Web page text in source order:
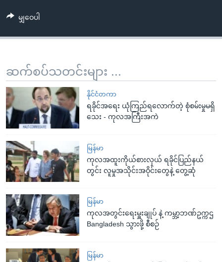
မျှဝေပါ
ဆက်စပ်သတင်းများ ...
နိုင်ငံတကာ
ရခိုင်အရေး ယုံကြည်ရလောက်တဲ့ စုံစမ်းမှုမရှိ
သေး - ကုလအကြီးအကဲ
မြန်မာ
ကုလအထူးကိုယ်စားလှယ် ရခိုင်ပြည်နယ်
တွင်း လူမှုအသိုင်းအဝိုင်းတွေနဲ့ တွေ့ဆုံ
မြန်မာ
ကုလအတွင်းရေးမှူးချုပ် နဲ့ ကမ္ဘာ့ဘဏ်ဥက္ကဌ
Bangladesh သွားဖို့ စီစဉ်
မြန်မာ